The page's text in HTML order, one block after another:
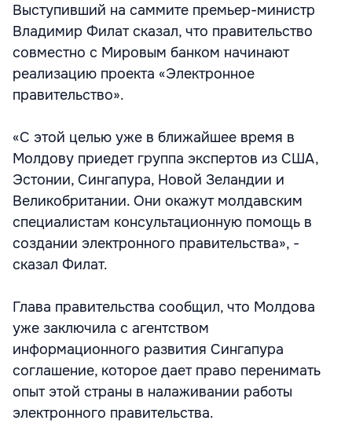
Выступивший на саммите премьер-министр
Владимир Филат сказал, что правительство
совместно с Мировым банком начинают
реализацию проекта «Электронное
правительство».
«С этой целью уже в ближайшее время в
Молдову приедет группа экспертов из США,
Эстонии, Сингапура, Новой Зеландии и
Великобритании. Они окажут молдавским
специалистам консультационную помощь в
создании электронного правительства», -
сказал Филат.
Глава правительства сообщил, что Молдова
уже заключила с агентством
информационного развития Сингапура
соглашение, которое дает право перенимать
опыт этой страны в налаживании работы
электронного правительства.